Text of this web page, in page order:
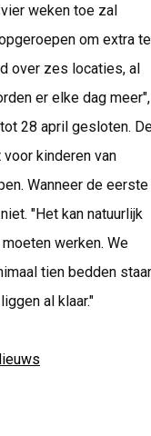
weken toe zal
om extra te
over zes locaties, al
er elke dag meer",
28 april gesloten.
kinderen van
Wanneer de eerste
"Het kan natuurlijk
werken. We
tien bedden
al klaar."